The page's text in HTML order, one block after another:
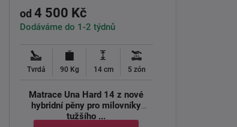
od 4 500 Kč
Dodáváme do 1-2 týdnů
Tvrdá 90 Kg 14 cm 5 zón
Matrace Una Hard 14 z nové
hybridní pěny pro milovníky
tužšího ...